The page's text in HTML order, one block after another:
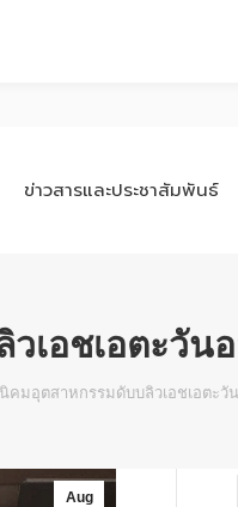
ข่าวสารและประชาสัมพันธ์
เอชเอตะวัน
คมอุตสาหกรรมดับบลิวเอชเอตะวั
Aug